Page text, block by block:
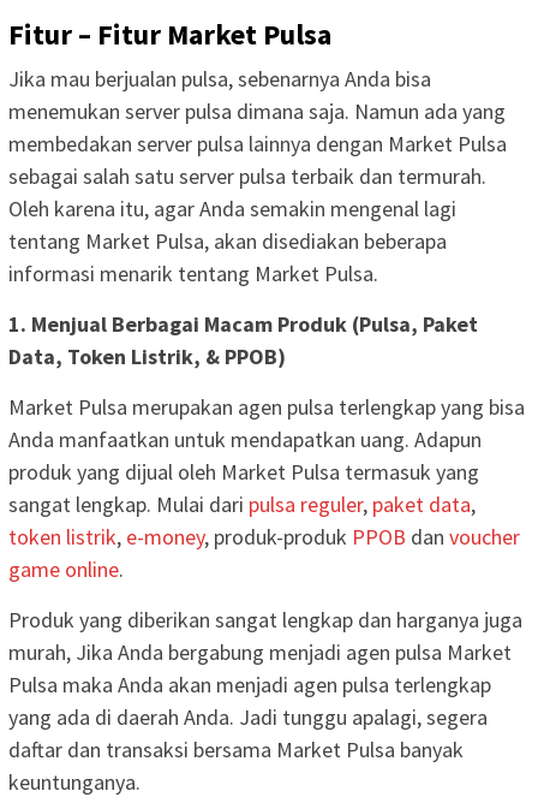
Fitur – Fitur Market Pulsa
Jika mau berjualan pulsa, sebenarnya Anda bisa
menemukan server pulsa dimana saja. Namun ada yang
membedakan server pulsa lainnya dengan Market Pulsa
sebagai salah satu server pulsa terbaik dan termurah.
Oleh karena itu, agar Anda semakin mengenal lagi
tentang Market Pulsa, akan disediakan beberapa
informasi menarik tentang Market Pulsa.
1. Menjual Berbagai Macam Produk (Pulsa, Paket
Data, Token Listrik, & PPOB)
Market Pulsa merupakan agen pulsa terlengkap yang bisa
Anda manfaatkan untuk mendapatkan uang. Adapun
produk yang dijual oleh Market Pulsa termasuk yang
sangat lengkap. Mulai dari pulsa reguler, paket data,
token listrik, e-money, produk-produk PPOB dan voucher
game online.
Produk yang diberikan sangat lengkap dan harganya juga
murah, Jika Anda bergabung menjadi agen pulsa Market
Pulsa maka Anda akan menjadi agen pulsa terlengkap
yang ada di daerah Anda. Jadi tunggu apalagi, segera
daftar dan transaksi bersama Market Pulsa banyak
keuntunganya.